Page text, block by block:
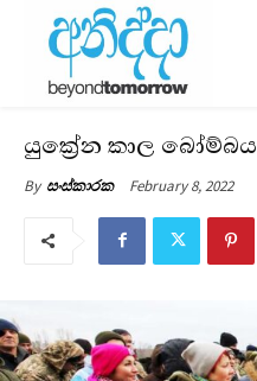
යුක්‍රේන කාල බෝම්බය
By සංස්කාරක February 8, 2022